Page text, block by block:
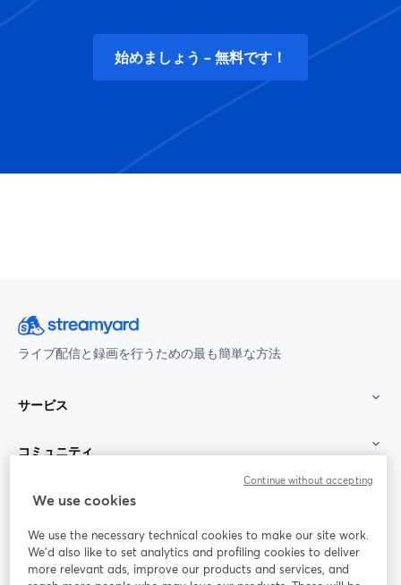
始めましょう - 無料です！
ライブ配信と録画を行うための最も簡単な方法
サービス
コミュニティ
StreamYard：
参加する
We use cookies
We use the necessary technical cookies to make our site work.
We'd also like to set analytics and profiling cookies to deliver
more relevant ads, improve our products and services, and
Continue without accepting